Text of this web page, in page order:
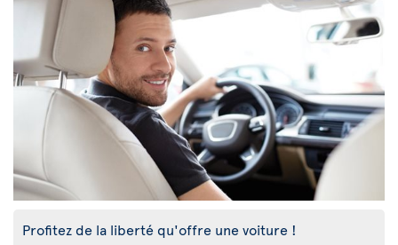
Profitez de la liberté qu'offre une voiture !